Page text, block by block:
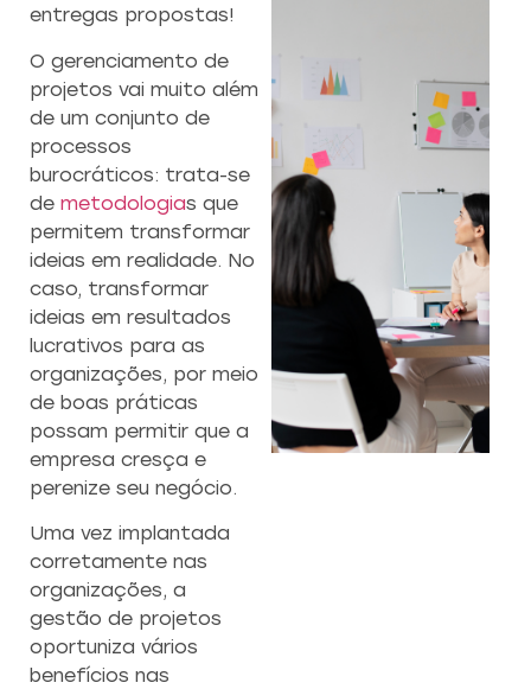
entregas propostas!
O gerenciamento de
projetos vai muito além
de um conjunto de
processos
burocráticos: trata-se
de metodologias que
permitem transformar
ideias em realidade. No
caso, transformar
ideias em resultados
lucrativos para as
organizações, por meio
de boas práticas
possam permitir que a
empresa cresça e
perenize seu negócio.
Uma vez implantada
corretamente nas
organizações, a
gestão de projetos
oportuniza vários
benefícios nas